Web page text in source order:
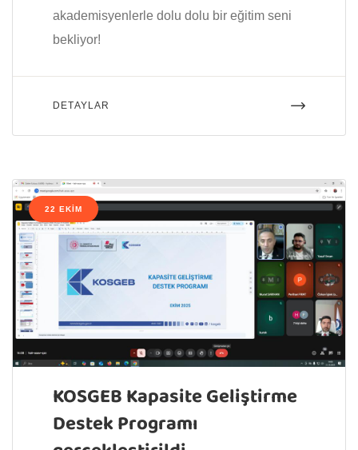
akademisyenlerle dolu dolu bir eğitim seni
bekliyor!
DETAYLAR
22 EKIM
KOSGEB Kapasite Geliştirme
Destek Programı